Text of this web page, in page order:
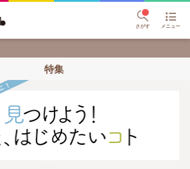
さがす メニュー
特集